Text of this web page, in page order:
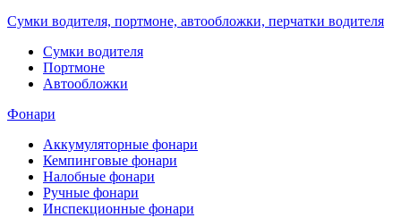
Сумки водителя, портмоне, автообложки, перчатки водителя
Cумки водителя
Портмоне
Автообложки
Фонари
Аккумуляторные фонари
Кемпинговые фонари
Налобные фонари
Ручные фонари
Инспекционные фонари